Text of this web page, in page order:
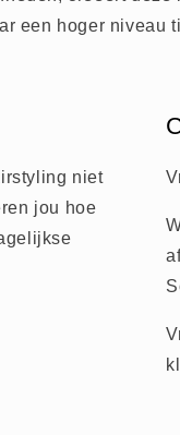
een hoger niveau
niet
jou hoe